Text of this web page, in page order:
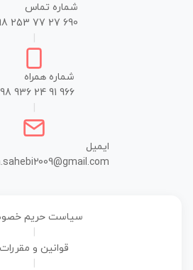
شماره تماس
253 77 27 690
شماره همراه
936 24 91 966
ایمیل
سیاست حریم
قوانین و مقررات